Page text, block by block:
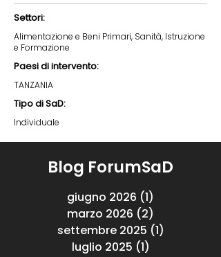
Settori:
Alimentazione e Beni Primari, Sanità, Istruzione
e Formazione
Paesi di intervento:
TANZANIA
Tipo di SaD:
Individuale
Blog ForumSaD
giugno 2026 (1)
marzo 2026 (2)
settembre 2025 (1)
luglio 2025 (1)